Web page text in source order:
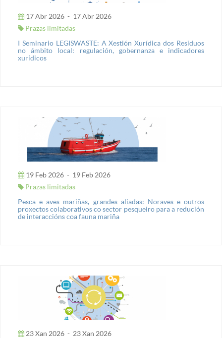
17 Abr 2026 - 17 Abr 2026
Prazas limitadas
I Seminario LEGISWASTE: A Xestión Xurídica dos Residuos
no ámbito local: regulación, gobernanza e indicadores
xurídicos
19 Feb 2026 - 19 Feb 2026
Prazas limitadas
Pesca e aves mariñas, grandes aliadas: Noraves e outros
proxectos colaborativos co sector pesqueiro para a redución
de interaccións coa fauna mariña
23 Xan 2026 - 23 Xan 2026